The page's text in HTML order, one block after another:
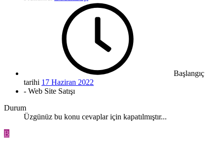
Başlangıç
tarihi 17 Haziran 2022
- Web Site Satışı
Durum
Üzgünüz bu konu cevaplar için kapatılmıştır...
B